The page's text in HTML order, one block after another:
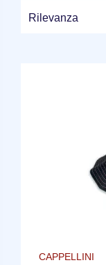
Rilevanza
CAPPELLINI